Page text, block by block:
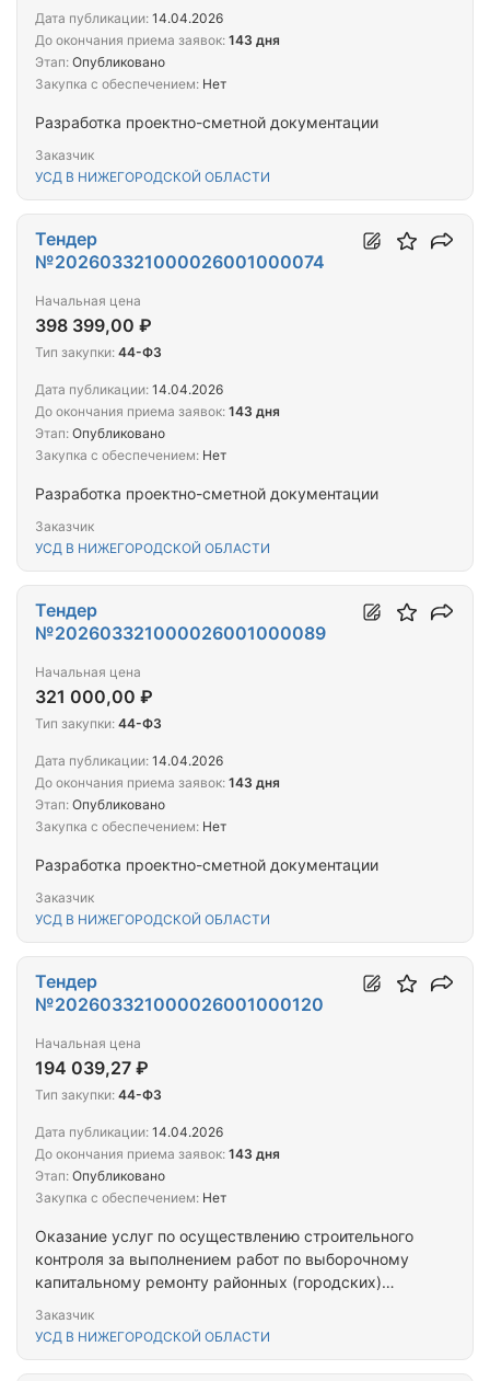
Разработка проектно-сметной документации
Заказчик
УСД В НИЖЕГОРОДСКОЙ ОБЛАСТИ
Дата публикации: 14.04.2026
До окончания приема заявок: 143 дня
Этап: Опубликовано
Закупка с обеспечением: Нет
Разработка проектно-сметной документации
Заказчик
УСД В НИЖЕГОРОДСКОЙ ОБЛАСТИ
Тендер
№202603321000026001000074
Начальная цена
398 399,00 ₽
Тип закупки: 44-ФЗ
Дата публикации: 14.04.2026
До окончания приема заявок: 143 дня
Этап: Опубликовано
Закупка с обеспечением: Нет
Разработка проектно-сметной документации
Заказчик
УСД В НИЖЕГОРОДСКОЙ ОБЛАСТИ
Тендер
№202603321000026001000089
Начальная цена
321 000,00 ₽
Тип закупки: 44-ФЗ
Дата публикации: 14.04.2026
До окончания приема заявок: 143 дня
Этап: Опубликовано
Закупка с обеспечением: Нет
Оказание услуг по осуществлению строительного
контроля за выполнением работ по выборочному
капитальному ремонту районных (городских)
Нижегородской области
Заказчик
УСД В НИЖЕГОРОДСКОЙ ОБЛАСТИ
Тендер
№202603321000026001000120
Начальная цена
194 039,27 ₽
Тип закупки: 44-ФЗ
Дата публикации: 14.04.2026
До окончания приема заявок: 143 дня
Этап: Опубликовано
Закупка с обеспечением: Нет